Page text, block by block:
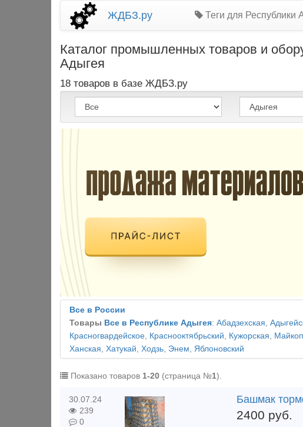
ЖДБЗ.ру Теги для Республики
Каталог промышленных товаров и
Адыгея
18 товаров в базе ЖДБЗ.ру
Все в России
Товары Все в Республике Адыгея: Абадзехская,
Красногвардейское, Краснооктябрьский, Кужорская, Майкоп
Ханская, Хатукай, Ходзь, Энем, Яблоновский
Показано товаров 1-20 (страница №1).
30.07.24
239
0
Башмак
2400 руб.